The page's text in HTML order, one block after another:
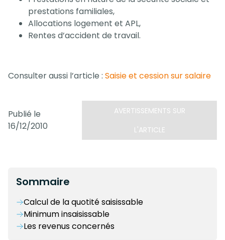
prestations familiales,
Allocations logement et APL,
Rentes d’accident de travail.
Consulter aussi l’article : Saisie et cession sur salaire
Publié le
16/12/2010
AVERTISSEMENTS SUR
L'ARTICLE
Sommaire
Calcul de la quotité saisissable
Minimum insaisissable
Les revenus concernés